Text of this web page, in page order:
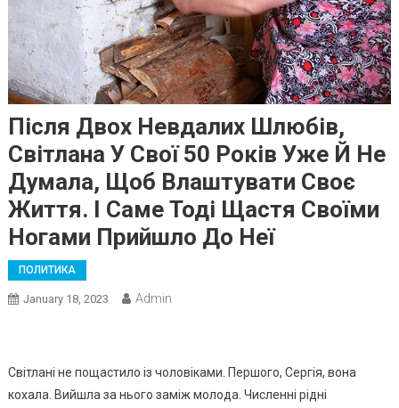
Після Двох Невдалих Шлюбів,
Світлана У Свої 50 Років Уже Й Не
Думала, Щоб Влаштувати Своє
Життя. І Саме Тоді Щастя Своїми
Ногами Прийшло До Неї
ПОЛИТИКА
January 18, 2023 Admin
Світлані не пощастило із чоловіками. Першого, Сергія, вона
кохала. Вийшла за нього заміж молода. Численні рідні